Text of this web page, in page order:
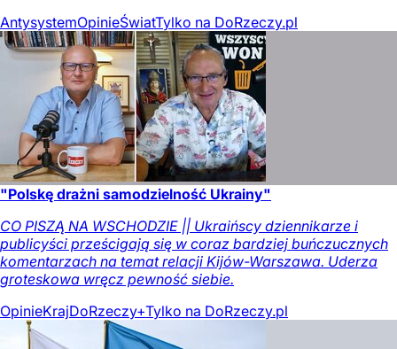
AntysystemOpinieŚwiatTylko na DoRzeczy.pl
"Polskę drażni samodzielność Ukrainy"
CO PISZĄ NA WSCHODZIE || Ukraińscy dziennikarze i
publicyści prześcigają się w coraz bardziej buńczucznych
komentarzach na temat relacji Kijów-Warszawa. Uderza
groteskowa wręcz pewność siebie.
OpinieKrajDoRzeczy+Tylko na DoRzeczy.pl